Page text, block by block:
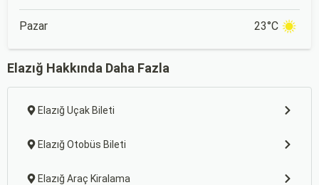
Pazar 23°C
Elazığ Hakkında Daha Fazla
Elazığ Uçak Bileti
Elazığ Otobüs Bileti
Elazığ Araç Kiralama